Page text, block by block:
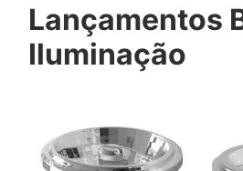
Lançamentos
Iluminação